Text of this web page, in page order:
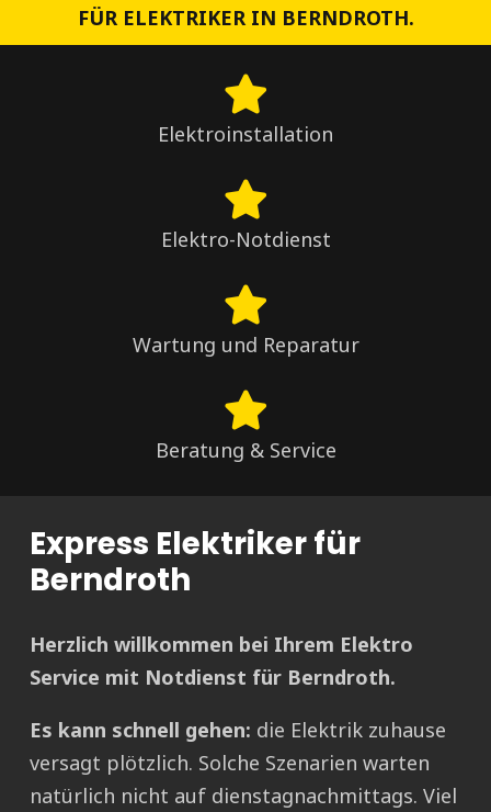
FÜR ELEKTRIKER IN BERNDROTH.
Elektroinstallation
Elektro-Notdienst
Wartung und Reparatur
Beratung & Service
Express Elektriker für
Berndroth
Herzlich willkommen bei Ihrem Elektro
Service mit Notdienst für Berndroth.
Es kann schnell gehen: die Elektrik zuhause
versagt plötzlich. Solche Szenarien warten
natürlich nicht auf dienstagnachmittags. Viel